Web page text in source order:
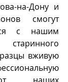
на-Дону и
смогут
с нашим
вживую
от наших